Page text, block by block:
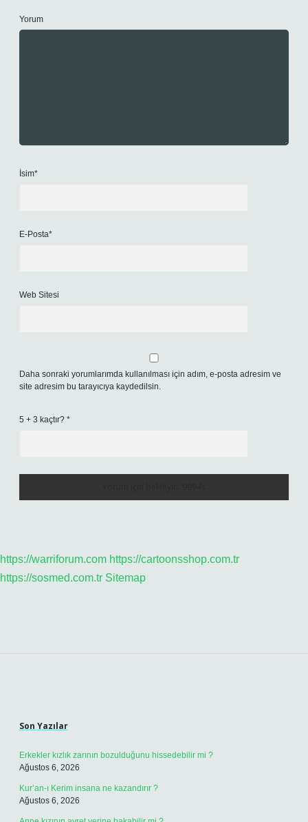
Yorum
İsim*
E-Posta*
Web Sitesi
Daha sonraki yorumlarımda kullanılması için adım, e-posta adresim ve
site adresim bu tarayıcıya kaydedilsin.
5 + 3 kaçtır? *
https://warriforum.com https://cartoonsshop.com.tr
https://sosmed.com.tr Sitemap
Son Yazılar
Erkekler kızlık zarının bozulduğunu hissedebilir mi ?
Ağustos 6, 2026
Kur’an-ı Kerim insana ne kazandırır ?
Ağustos 6, 2026